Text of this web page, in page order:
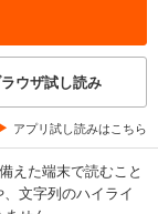
ウザ試し読み
アプリ試し読みはこちら
えた端末で読むこと
文字列のハイライ